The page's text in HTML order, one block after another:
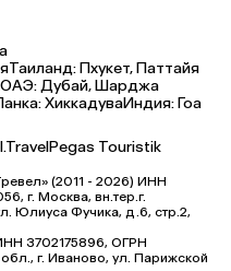
Таиланд:Пхукет,Паттайя
ОАЭ:Дубай,Шарджа
ХиккадуваИндия:Гоа
Pegas Touristik
(2011 - 2026) ИНН
г. Москва, вн.тер.г.
Юлиуса Фучика, д.6, стр.2,
3702175896, ОГРН
г. Иваново, ул. Парижской